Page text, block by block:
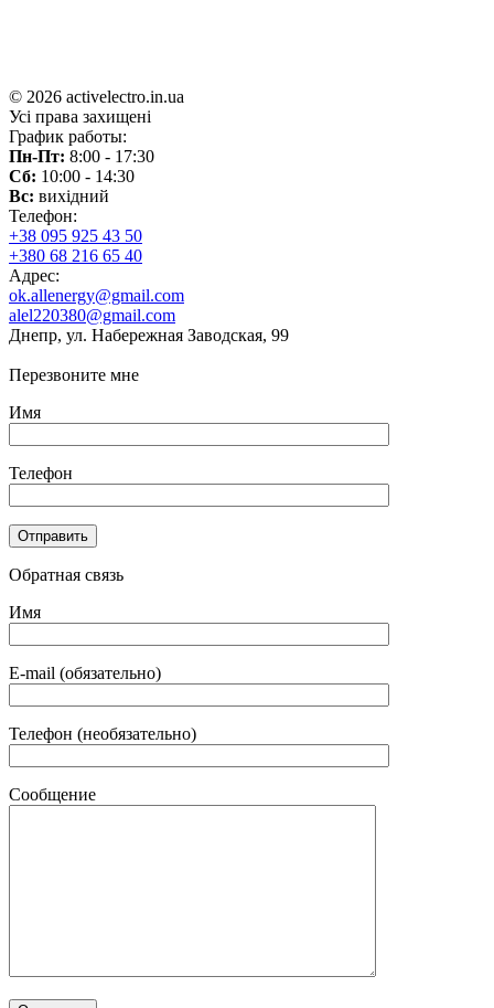
© 2026 activelectro.in.ua
Усі права захищені
График работы:
Пн-Пт: 8:00 - 17:30
Сб: 10:00 - 14:30
Вс: вихідний
Телефон:
+38 095 925 43 50
+380 68 216 65 40
Адрес:
ok.allenergy@gmail.com
alel220380@gmail.com
Днепр, ул. Набережная Заводская, 99
Перезвоните мне
Имя
Телефон
Обратная связь
Имя
E-mail (обязательно)
Телефон (необязательно)
Сообщение